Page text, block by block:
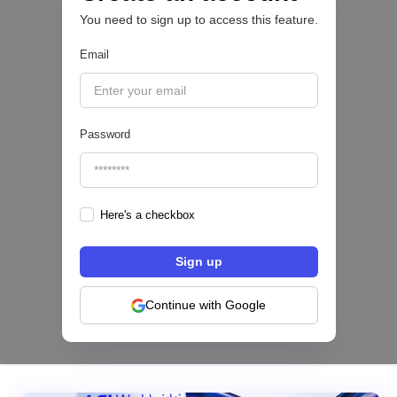
You need to sign up to access this feature.
Email
Password
Here's a checkbox
Continue with Google
Sofía Neira Gómez
Los bancos se están dividiendo en dos
categorías frente a la IA | Mambu